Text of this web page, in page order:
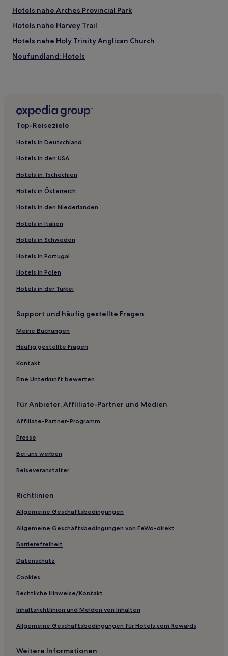
Hotels nahe Arches Provincial Park
Hotels nahe Harvey Trail
Hotels nahe Holy Trinity Anglican Church
Neufundland: Hotels
St. George's Hotels
Port au Port East Hotels
Hotels nahe Shallow Bay Beach
Port Anson Hotels
Hotels nahe Leuchtturm von Woody Point
Hotels nahe Mary March Provincial Museum
Bishop's Falls Hotels
Botwood Hotels
Glenwood Hotels
Piccadilly Hotels
Burnt Islands Hotels
Port au Port Hotels
Hotels nahe Leuchtturm von Cape Ray
Isle aux Morts Hotels
Hotels nahe Codroy Valley Provincial Park
Hotels nahe Scott's Cove Park
Daniel's Harbour Hotels
Ferienwohnungen in Rocky Harbour
3-Sterne-Hotels in Corner Brook
Top-Reiseziele
Hotels in Deutschland
Hotels in den USA
Hotels in Tschechien
Hotels in Österreich
Hotels in den Niederlanden
Hotels in Italien
Hotels in Schweden
Hotels in Portugal
Hotels in Polen
Hotels in der Türkei
Support und häufig gestellte Fragen
Meine Buchungen
Häufig gestellte Fragen
Kontakt
Eine Unterkunft bewerten
Für Anbieter, Affliliate-Partner und Medien
Affiliate-Partner-Programm
Presse
Bei uns werben
Reiseveranstalter
Richtlinien
Allgemeine Geschäftsbedingungen
Allgemeine Geschäftsbedingungen von FeWo-direkt
Barrierefreiheit
Datenschutz
Cookies
Rechtliche Hinweise/Kontakt
Inhaltsrichtlinien und Melden von Inhalten
Allgemeine Geschäftsbedingungen für Hotels.com Rewards
Weitere Informationen